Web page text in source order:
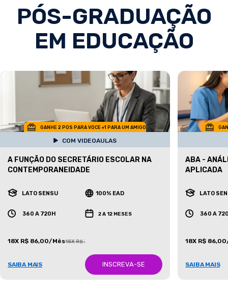
PÓS-GRADUAÇÃO
EM EDUCAÇÃO
GANHE 2 POS PARA VOCE +1 PARA UM AMIGO
COM VIDEOAULAS
A FUNÇÃO DO SECRETÁRIO ESCOLAR NA
CONTEMPORANEIDADE
LATO SENSU 100% EAD
360 A 720H 2 A 12 MESES
18X R$ 86,00/Mês18X R$ 387,00/Mês
SAIBA MAIS INSCREVA-SE
ABA -
APLICADA
LATO
360 A
18X R$
SAIBA MAIS